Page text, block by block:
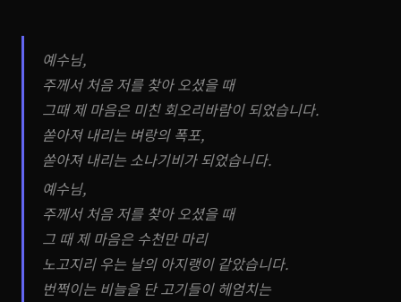
예수님,
주께서 처음 저를 찾아 오셨을 때
그때 제 마음은 미친 회오리바람이 되었습니다.
쏟아져 내리는 벼랑의 폭포,
쏟아져 내리는 소나기비가 되었습니다.
예수님,
주께서 처음 저를 찾아 오셨을 때
그 때 제 마음은 수천만 마리
노고지리 우는 날의 아지랭이 같았습니다.
번쩍이는 비늘을 단 고기들이 헤엄치는